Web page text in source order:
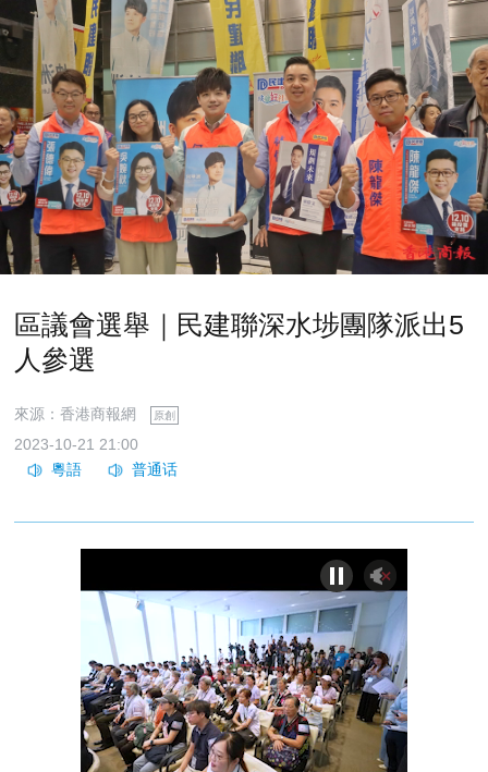
區議會選舉｜民建聯深水埗團隊派出5
人參選
來源：香港商報網 原創
2023-10-21 21:00